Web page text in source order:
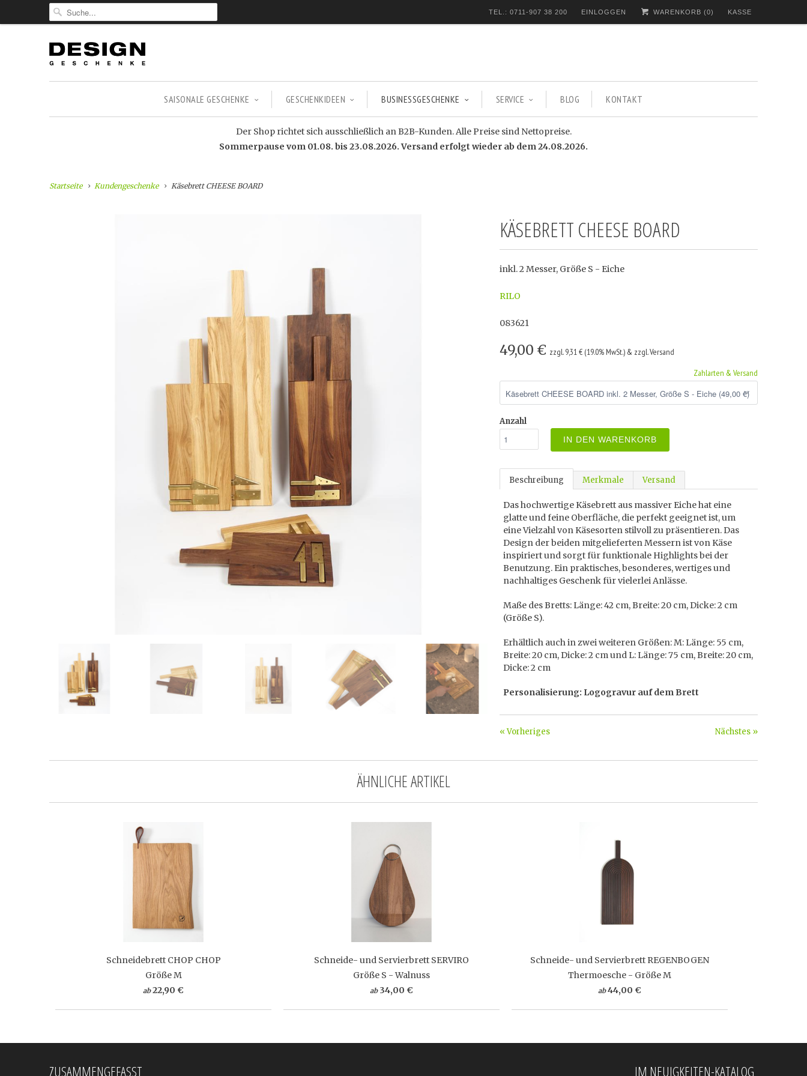
TEL.: 0711-907 38 200 EINLOGGEN WARENKORB (0) KASSE
SAISONALE GESCHENKE GESCHENKIDEEN BUSINESSGESCHENKE SERVICE BLOG KONTAKT
Der Shop richtet sich ausschließlich an B2B-Kunden. Alle Preise sind Nettopreise.
Sommerpause vom 01.08. bis 23.08.2026. Versand erfolgt wieder ab dem 24.08.2026.
Startseite Kundengeschenke Käsebrett CHEESE BOARD
KÄSEBRETT CHEESE BOARD
inkl. 2 Messer, Größe S - Eiche
RILO
083621
49,00 € zzgl. 9,31 € (19.0% MwSt.) & zzgl. Versand
Zahlarten & Versand
Anzahl
IN DEN WARENKORB
Beschreibung Merkmale Versand
Das hochwertige Käsebrett aus massiver Eiche hat eine
glatte und feine Oberfläche, die perfekt geeignet ist, um
eine Vielzahl von Käsesorten stilvoll zu präsentieren. Das
Design der beiden mitgelieferten Messern ist von Käse
inspiriert und sorgt für funktionale Highlights bei der
Benutzung. Ein praktisches, besonderes, wertiges und
nachhaltiges Geschenk für vielerlei Anlässe.
Maße des Bretts: Länge: 42 cm, Breite: 20 cm, Dicke: 2 cm
(Größe S).
Erhältlich auch in zwei weiteren Größen: M: Länge: 55 cm,
Breite: 20 cm, Dicke: 2 cm und L: Länge: 75 cm, Breite: 20 cm,
Dicke: 2 cm
Personalisierung: Logogravur auf dem Brett
Nächstes »
« Vorheriges
ÄHNLICHE ARTIKEL
Schneidebrett CHOP CHOP
Größe M
ab 22,90 €
Schneide- und Servierbrett SERVIRO
Größe S - Walnuss
ab 34,00 €
Schneide- und Servierbrett REGENBOGEN
Thermoesche - Größe M
ab 44,00 €
ZUSAMMENGEFASST IM NEUIGKEITEN-KATALOG